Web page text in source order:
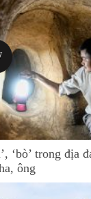
‘bò’ trong địa
ông